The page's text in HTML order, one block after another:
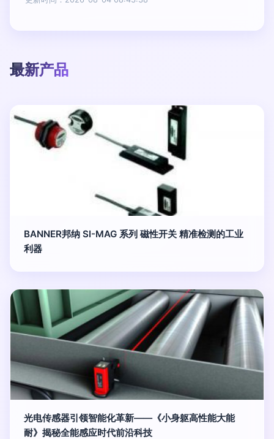
最新产品
BANNER邦纳 SI-MAG 系列 磁性开关 精准检测的工业
利器
光电传感器引领智能化革新——《小身躯高性能大能
耐》揭秘全能感应时代前沿科技